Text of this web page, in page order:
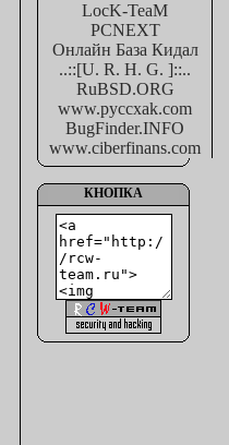
LocK-TeaM
PCNEXT
Онлайн База Кидал
..::[U. R. H. G. ]::..
RuBSD.ORG
www.pyccxak.com
BugFinder.INFO
www.ciberfinans.com
КНОПКА